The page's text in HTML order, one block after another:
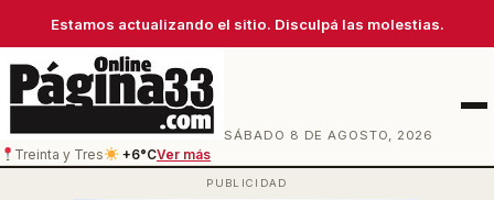
Estamos actualizando el sitio. Disculpá las molestias.
SÁBADO 8 DE AGOSTO, 2026
Treinta y Tres
+6°CVer más
Menú